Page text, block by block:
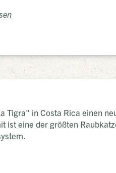
in Costa Rica einen
ist eine der größten